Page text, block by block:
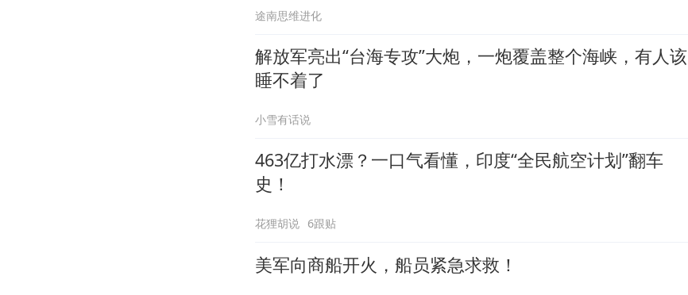
途南思维进化
解放军亮出“台海专攻”大炮，一炮覆盖整个海峡，有人该
睡不着了
小雪有话说
463亿打水漂？一口气看懂，印度“全民航空计划”翻车
史！
花狸胡说 6跟贴
美军向商船开火，船员紧急求救！